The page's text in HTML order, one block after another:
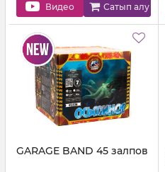
Видео Сатып алу
GARAGE BAND 45 залпов